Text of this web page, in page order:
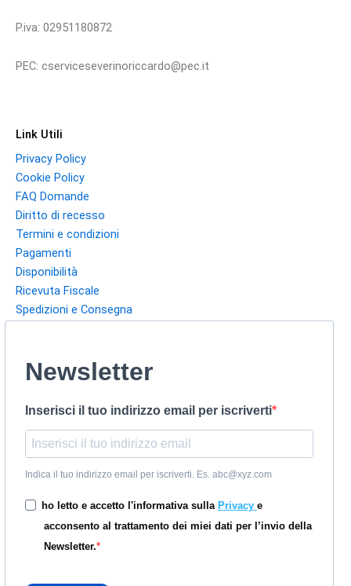
P.iva: 02951180872
PEC: cserviceseverinoriccardo@pec.it
Link Utili
Privacy Policy
Cookie Policy
FAQ Domande
Diritto di recesso
Termini e condizioni
Pagamenti
Disponibilità
Ricevuta Fiscale
Spedizioni e Consegna
Newsletter
Inserisci il tuo indirizzo email per iscriverti
Indica il tuo indirizzo email per iscriverti. Es. abc@xyz.com
ho letto e accetto l'informativa sulla Privacy e
acconsento al trattamento dei miei dati per l’invio della
Newsletter.